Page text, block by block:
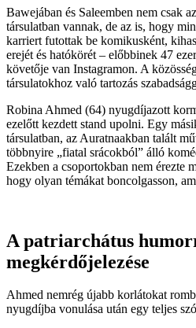
Bawejában és Saleemben nem csak
társulatban vannak, de az is, hogy
karriert futottak be komikusként,
erejét és hatókörét – előbbinek 47
követője van Instagramon. A
társulatokhoz való tartozás
Robina Ahmed (64) nyugdíjazott
ezelőtt kezdett stand upolni. Egy
társulatban, az Auratnaakban talált
többnyire „fiatal srácokból” álló
Ezekben a csoportokban nem érezte
hogy olyan témákat boncolgasson,
A patriarchátus
megkérdőjelezése
Ahmed nemrég újabb korlátokat
nyugdíjba vonulása után egy teljes